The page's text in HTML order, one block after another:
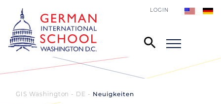
LOGIN
GIS Washington - DE Neuigkeiten